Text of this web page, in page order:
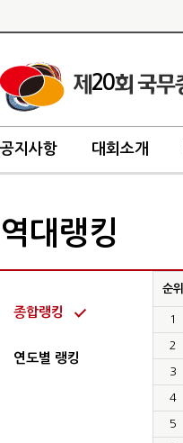
20
공지사항 대회소개
역대랭킹
종합랭킹
연도별 랭킹
순위
1
2
3
4
5